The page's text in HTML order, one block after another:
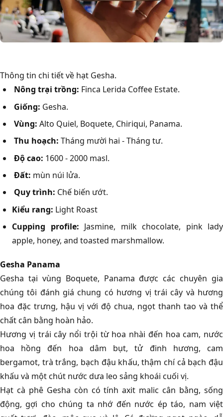
Thông tin chi tiết về hạt Gesha.
Nông trại trồng: Finca Lerida Coffee Estate.
Giống: Gesha.
Vùng: Alto Quiel, Boquete, Chiriqui, Panama.
Thu hoạch: Tháng mười hai - Tháng tư.
Độ cao: 1600 - 2000 masl.
Đất: mùn núi lửa.
Quy trình: Chế biến ướt.
Kiểu rang: Light Roast
Cupping profile: Jasmine, milk chocolate, pink lady
apple, honey, and toasted marshmallow.
Gesha Panama
Gesha tại vùng Boquete, Panama được các chuyên gia
chúng tôi đánh giá chung có hương vị trái cây và hương
hoa đặc trưng, hậu vị với độ chua, ngọt thanh tao và thể
chất cân bằng hoàn hảo.
Hương vị trái cây nổi trội từ hoa nhài đến hoa cam, nước
hoa hồng đến hoa dâm bụt, tử đinh hương, cam
bergamot, trà trắng, bạch đậu khấu, thậm chí cả bạch đậu
khấu và một chút nước dưa leo sảng khoái cuối vị.
Hạt cà phê Gesha còn có tính axit malic cân bằng, sống
động, gợi cho chúng ta nhớ đến nước ép táo, nam việt